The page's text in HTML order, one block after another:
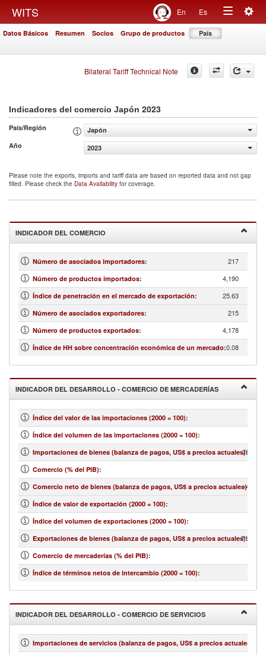
WITS En Es
Toggle
Datos Básicos Resumen Socios Grupo de productos País
Bilateral Tariff Technical Note
Indicadores del comercio Japón 2023
País/Región
Japón
Año
2023
Please note the exports, imports and tariff data are based on reported data and not gap
filled. Please check the Data Availability for coverage.
INDICADOR DEL COMERCIO
Número de asociados importadores: 217
Número de productos importados: 4,190
Índice de penetración en el mercado de exportación: 25.63
Número de asociados exportadores: 215
Número de productos exportados: 4,178
Índice de HH sobre concentración económica de un mercado:0.08
INDICADOR DEL DESARROLLO - COMERCIO DE MERCADERÍAS
Índice del valor de las importaciones (2000 = 100):
Índice del volumen de las importaciones (2000 = 100):
Importaciones de bienes (balanza de pagos, US$ a precios actuales):
Comercio (% del PIB):
Comercio neto de bienes (balanza de pagos, US$ a precios actuales):
-
Índice de valor de exportación (2000 = 100):
Índice del volumen de exportaciones (2000 = 100):
Exportaciones de bienes (balanza de pagos, US$ a precios actuales):
Comercio de mercaderías (% del PIB):
Índice de términos netos de intercambio (2000 = 100):
INDICADOR DEL DESARROLLO - COMERCIO DE SERVICIOS
Importaciones de servicios (balanza de pagos, US$ a precios actuales)